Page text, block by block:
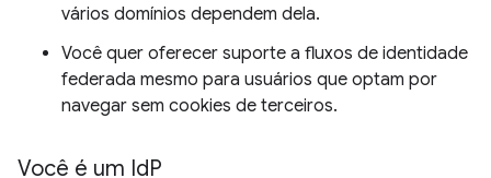
vários domínios dependem dela.
Você quer oferecer suporte a fluxos de identidade
federada mesmo para usuários que optam por
navegar sem cookies de terceiros.
Você é um IdP